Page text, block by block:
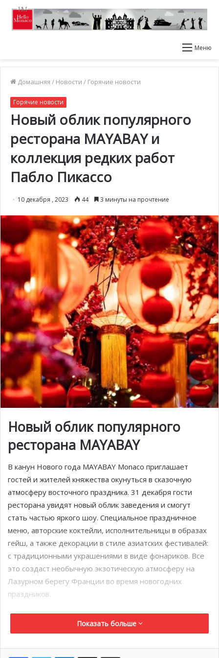
Меню
Домашняя / Новости / Горячие новости
Горячие новости
Новый облик популярного
ресторана MAYABAY и
коллекция редких работ
Пабло Пикассо
10 декабря , 2023 44 3 минуты на прочтение
Новый облик популярного
ресторана MAYABAY
В канун Нового года MAYABAY Monaco приглашает
гостей и жителей княжества окунуться в сказочную
атмосферу восточного праздника. 31 декабря гости
ресторана увидят новый облик заведения и смогут
стать частью яркого шоу. Специальное праздничное
меню, авторские коктейли, исполнительницы в образах
гейш, а также декорации в стиле азиатских фестивалей:
с традиционными украшениями в виде фонариков. Все
это создаст необычную экзотическую атмосферу на
Лазурном берегу Франции во время новогодних
праздников.
Ресторан тайской и азиатской кухни, созданный в 2006
году, завоевал любовь местных жителей и туристов
Показать больше